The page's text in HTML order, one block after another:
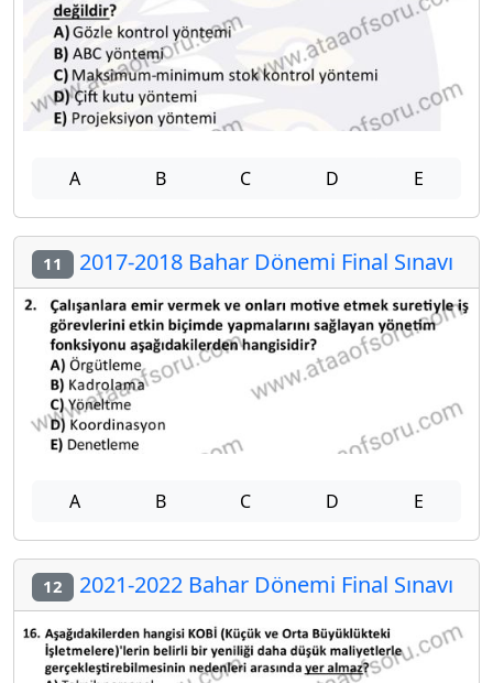
A B C D E
11 2017-2018 Bahar Dönemi Final Sınavı
A B C D E
12 2021-2022 Bahar Dönemi Final Sınavı